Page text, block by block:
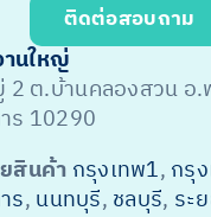
ติดต่อสอบถาม
นใหญ่
2 ต.บ้านคลองสวน อ.
ร 10290
สินค้า กรุงเทพ1, กรุ
ร, นนทบุรี, ชลบุรี, ระ